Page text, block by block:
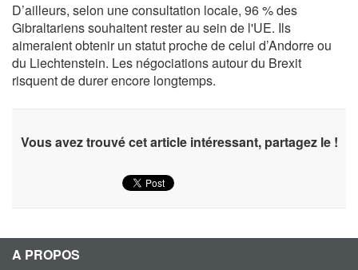
D’ailleurs, selon une consultation locale, 96 % des
Gibraltariens souhaitent rester au sein de l'UE. Ils
aimeraient obtenir un statut proche de celui d’Andorre ou
du Liechtenstein. Les négociations autour du Brexit
risquent de durer encore longtemps.
Vous avez trouvé cet article intéressant, partagez le !
A PROPOS